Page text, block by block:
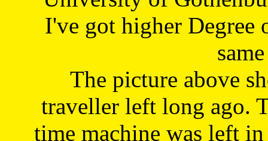
I've got higher Degree
The picture above
traveller left long ago.
time machine was left